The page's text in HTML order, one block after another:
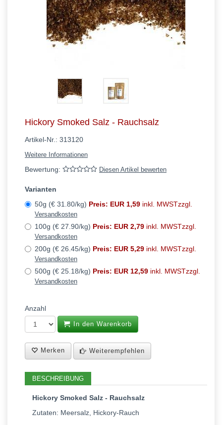
Hickory Smoked Salz - Rauchsalz
Artikel-Nr.: 313120
Weitere Informationen
Bewertung: Diesen Artikel bewerten
Varianten
50g (€ 31.80/kg) Preis: EUR 1,59 inkl. MWSTzzgl.
Versandkosten
100g (€ 27.90/kg) Preis: EUR 2,79 inkl. MWSTzzgl.
Versandkosten
200g (€ 26.45/kg) Preis: EUR 5,29 inkl. MWSTzzgl.
Versandkosten
500g (€ 25.18/kg) Preis: EUR 12,59 inkl. MWSTzzgl.
Versandkosten
Anzahl
In den Warenkorb
Merken Weiterempfehlen
BESCHREIBUNG
Hickory Smoked Salz - Rauchsalz
Zutaten: Meersalz, Hickory-Rauch